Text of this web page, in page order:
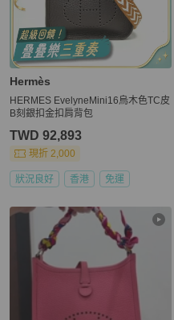
Hermès
HERMES EvelyneMini16烏木色TC皮
B刻銀扣金扣肩背包
TWD 92,893
現折 2,000
狀況良好 香港 免運